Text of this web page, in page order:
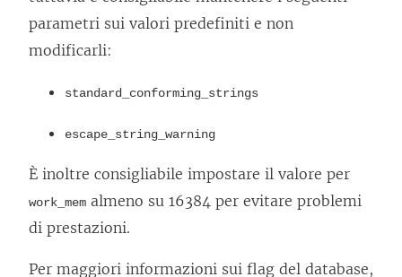
parametri sui valori predefiniti e non
modificarli:
standard_conforming_strings
escape_string_warning
È inoltre consigliabile impostare il valore per
work_mem almeno su 16384 per evitare problemi
di prestazioni.
Per maggiori informazioni sui flag del database,